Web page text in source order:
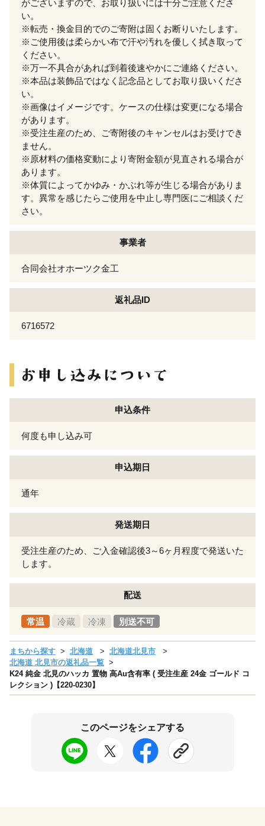
がございますので、お取り扱いには十分ご注意くださ
い。
※転売・換金目的でのご寄附は固くお断りいたします。
※ご使用後は柔らかい布で汗や汚れを優しく拭き取って
ください。
※万一不具合があれば到着後速やかにご連絡ください。
※本品は装飾品ではなく記念品としてお取り扱いくださ
い。
※画像はイメージです。ケースの仕様は変更になる場合
があります。
※受注生産のため、ご寄附後のキャンセルはお受けでき
ません。
※原材料の価格変動により寄附金額が見直される場合が
あります。
※体質によってかゆみ・かぶれ等が生じる場合がありま
す。異常を感じたらご使用を中止し専門医にご相談くだ
さい。
事業者
合同会社オホーツク金工
返礼品ID
6716572
申込条件
何度も申し込み可
申込期日
通年
発送期日
受注生産のため、ご入金確認後3～6ヶ月程度で発送いた
します。
配送
常温 冷蔵 冷凍 別送不可
まちから探す 北海道
北海道北見市
北海道 北見市の返礼品一覧
K24 純金 北見のハッカ 置物 高Au含有率 ( 受注生産 24金 ゴールド コ
レクション )【220-0230】
このページをシェアする